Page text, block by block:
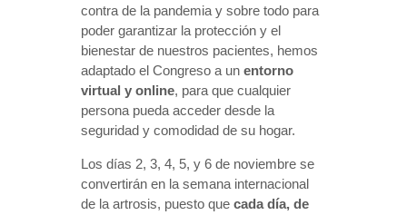
contra de la pandemia y sobre todo para
poder garantizar la protección y el
bienestar de nuestros pacientes, hemos
adaptado el Congreso a un entorno
virtual y online, para que cualquier
persona pueda acceder desde la
seguridad y comodidad de su hogar.
Los días 2, 3, 4, 5, y 6 de noviembre se
convertirán en la semana internacional
de la artrosis, puesto que cada día, de